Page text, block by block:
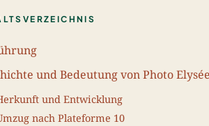
und Bedeutung von Photo Elysée
und Entwicklung
nach Plateforme 10